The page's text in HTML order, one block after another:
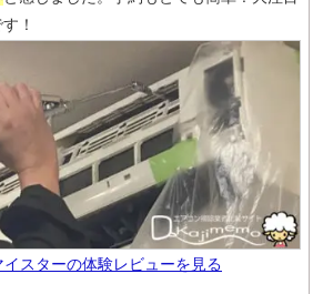
！
イスターの体験レビューを見る